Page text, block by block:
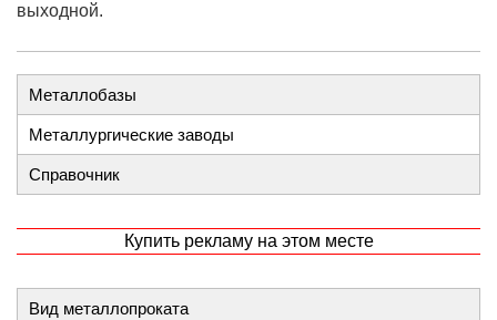
выходной.
Металлобазы
Металлургические заводы
Справочник
Купить рекламу на этом месте
Вид металлопроката